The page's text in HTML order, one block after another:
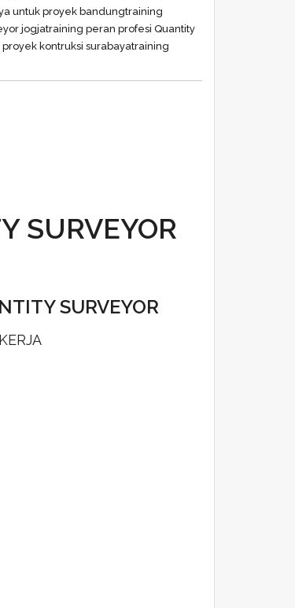
untuk proyek bandungtraining
jogjatraining peran profesi Quantity
kontruksi surabayatraining
SURVEYOR
SURVEYOR